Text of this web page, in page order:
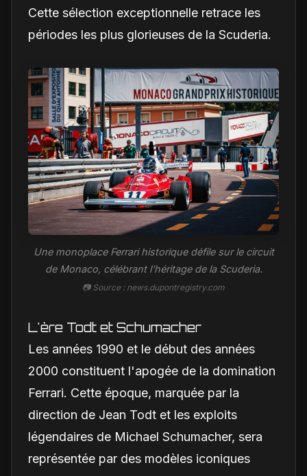
Cette sélection exceptionnelle retrace les
périodes les plus glorieuses de la Scuderia.
Une monoplace Ferrari historique défile sur le circuit
de Monaco, célébrant l'héritage de la Scuderia.
📷 Source : news.dupontregistry.com
L'ère Todt et Schumacher
Les années 1990 et le début des années
2000 constituent l'apogée de la domination
Ferrari. Cette époque, marquée par la
direction de Jean Todt et les exploits
légendaires de Michael Schumacher, sera
représentée par des modèles iconiques